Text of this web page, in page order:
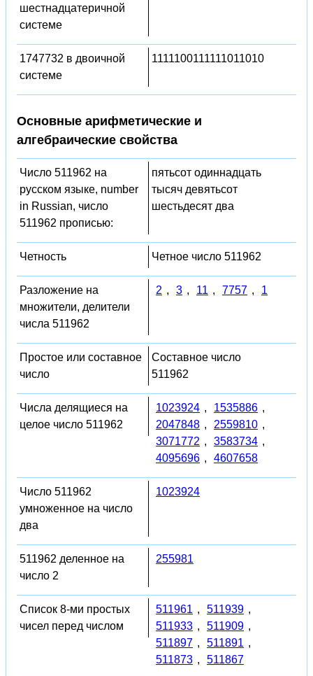
шестнадцатеричной
системе
1747732 в двоичной
системе
1111100111111011010
Основные арифметические и
алгебраические свойства
Число 511962 на
русском языке, number
in Russian, число
511962 прописью:
пятьсот одиннадцать
тысяч девятьсот
шестьдесят два
Четность Четное число 511962
Разложение на
множители, делители
числа 511962
2 , 3 , 11 , 7757 , 1
Простое или составное
число
Составное число
511962
Числа делящиеся на
целое число 511962
1023924 , 1535886 ,
2047848 , 2559810 ,
3071772 , 3583734 ,
4095696 , 4607658
Число 511962
умноженное на число
два
1023924
511962 деленное на
число 2
255981
Список 8-ми простых
чисел перед числом
511961 , 511939 ,
511933 , 511909 ,
511897 , 511891 ,
511873 , 511867